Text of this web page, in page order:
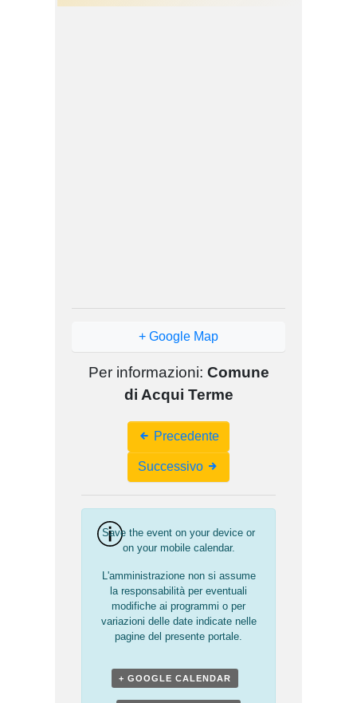
+ Google Map
Per informazioni: Comune
di Acqui Terme
Navigation
Precedente
Successivo
Save the event on your device or
on your mobile calendar.
L'amministrazione non si assume
la responsabilità per eventuali
modifiche ai programmi o per
variazioni delle date indicate nelle
pagine del presente portale.
+ GOOGLE CALENDAR